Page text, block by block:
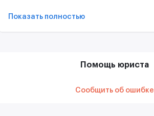
Показать полностью
Помощь юриста
Сообщить об ошибке